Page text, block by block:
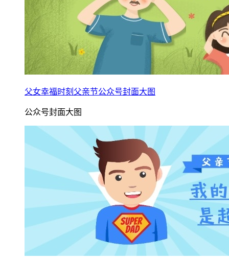
父女幸福时刻父亲节公众号封面大图
公众号封面大图